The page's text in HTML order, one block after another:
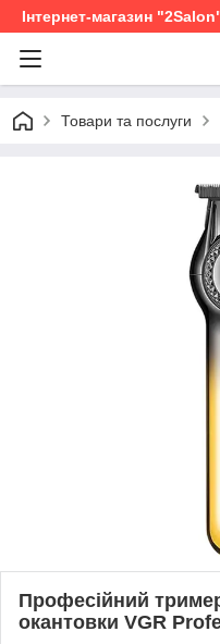
Інтернет-магазин
Товари та послуги
Професійний
окантовки VGR